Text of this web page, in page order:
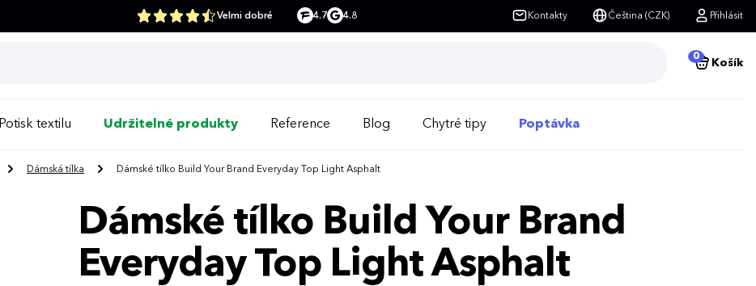
Velmi dobré 4.7 4.8 Kontakty Čeština (CZK) Přihlásit
0
Košík
Potisk textilu Udržitelné produkty Reference Blog Chytré tipy Poptávka
Dámská tílka Dámské tílko Build Your Brand Everyday Top Light Asphalt
Dámské tílko Build Your Brand
Everyday Top Light Asphalt